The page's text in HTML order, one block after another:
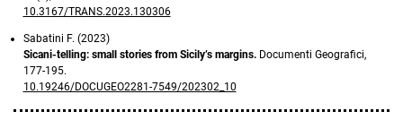
10.3167/TRANS.2023.130306
Sabatini F. (2023)
Sicani-telling: small stories from Sicily’s margins. Documenti Geografici,
177-195.
10.19246/DOCUGEO2281-7549/202302_10